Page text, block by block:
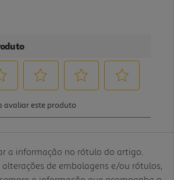
a informação no rótulo do artigo.
de embalagens e/ou rótulos,